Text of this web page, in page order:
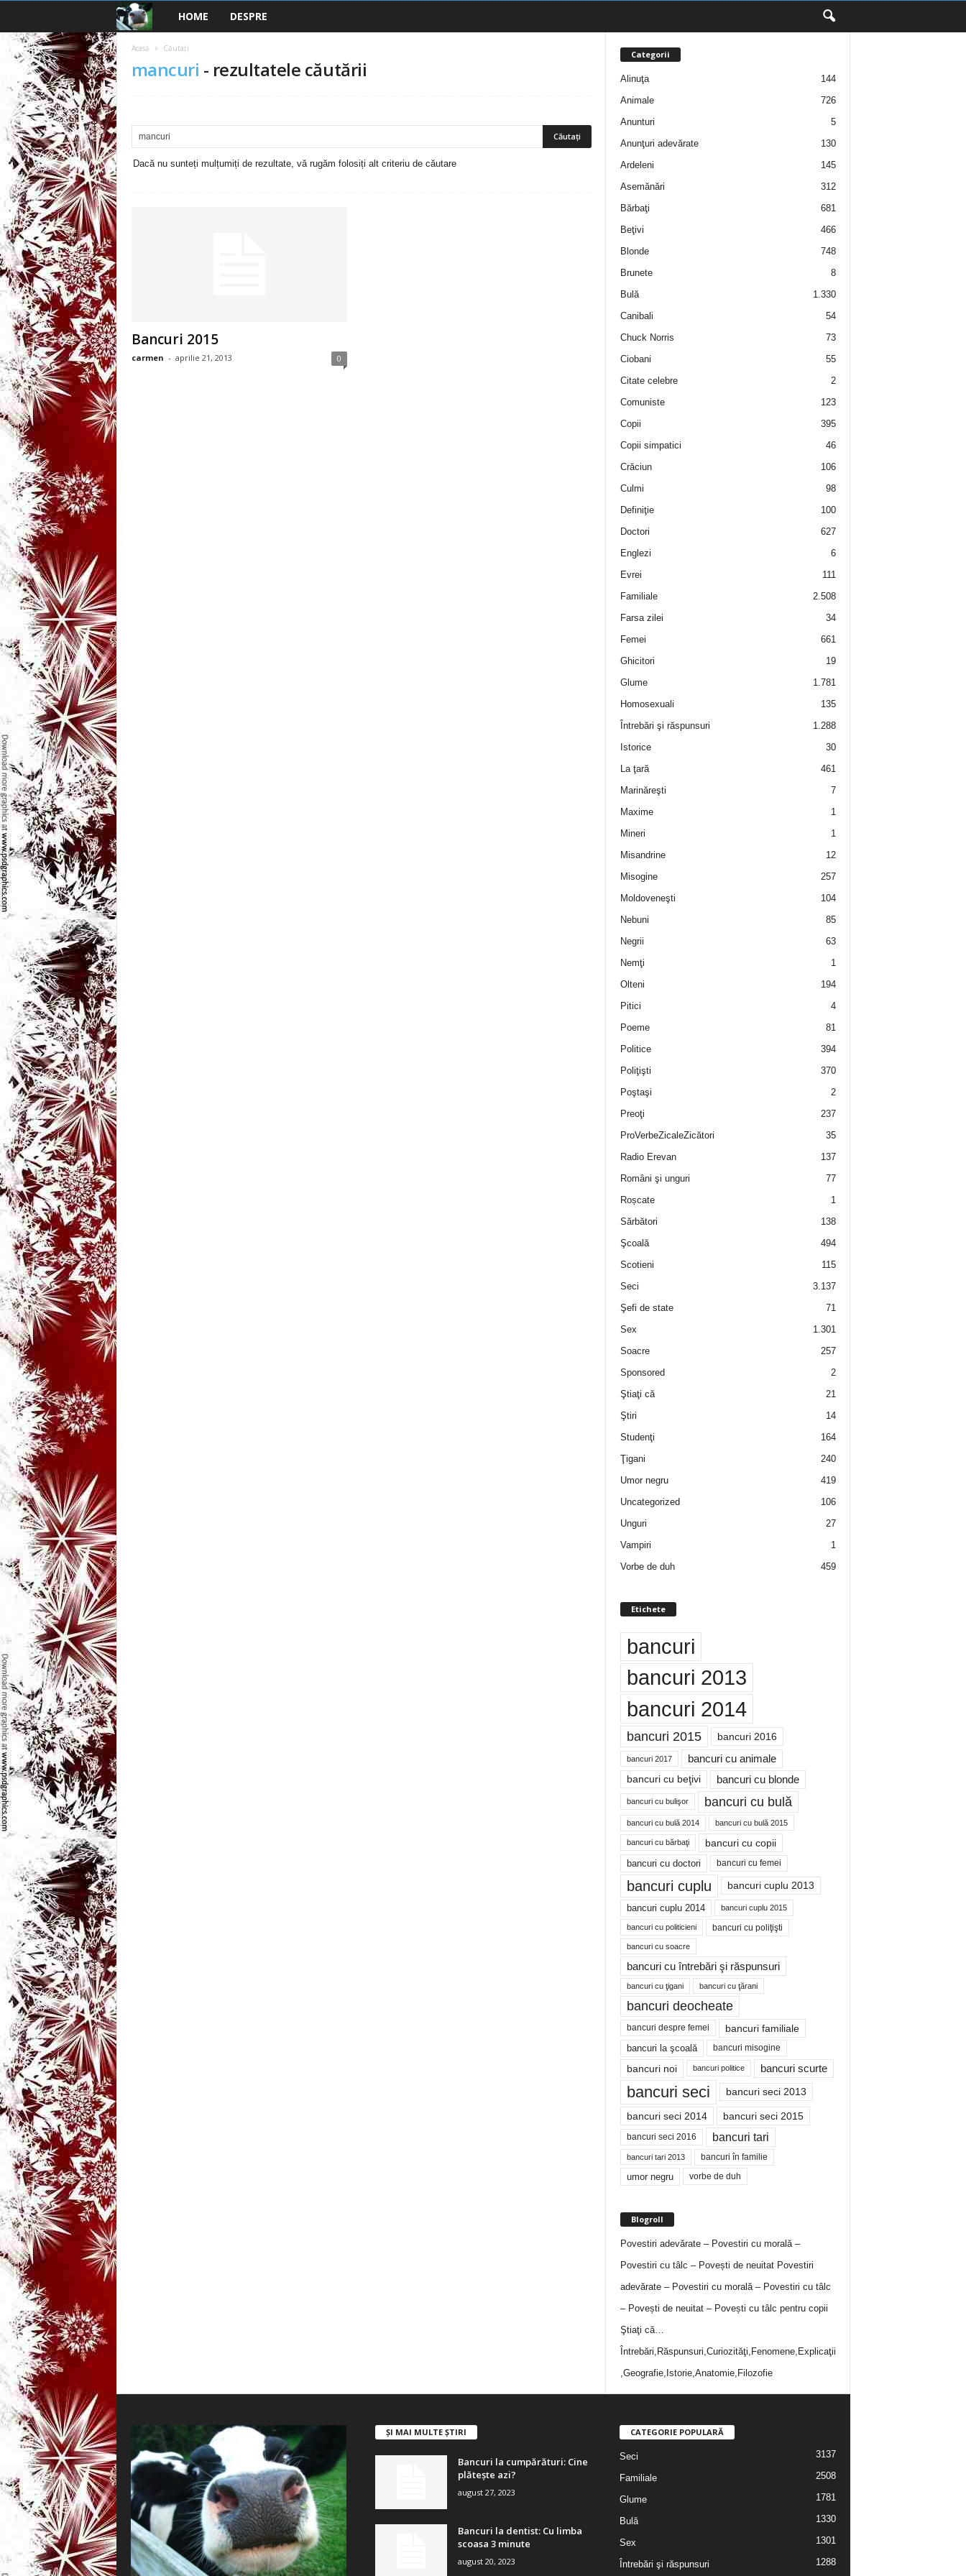
a
n
u
HOME DESPRE
Acasă Căutați
mancuri - rezultatele căutării
Dacă nu sunteți mulțumiți de rezultate, vă rugăm folosiți alt criteriu de căutare
Bancuri 2015
carmen - aprilie 21, 2013 0
Categorii
Alinuţa
144
Animale
726
Anunturi
5
Anunţuri adevărate
130
Ardeleni
145
Asemănări
312
Bărbaţi
681
Beţivi
466
Blonde
748
Brunete
8
Bulă
1.330
Canibali
54
Chuck Norris
73
Ciobani
55
Citate celebre
2
Comuniste
123
Copii
395
Copii simpatici
46
Crăciun
106
Culmi
98
Definiţie
100
Doctori
627
Englezi
6
Evrei
111
Familiale
2.508
Farsa zilei
34
Femei
661
Ghicitori
19
Glume
1.781
Homosexuali
135
Întrebări şi răspunsuri
1.288
Istorice
30
La ţară
461
Marinăreşti
7
Maxime
1
Mineri
1
Misandrine
12
Misogine
257
Moldoveneşti
104
Nebuni
85
Negrii
63
Nemţi
1
Olteni
194
Pitici
4
Poeme
81
Politice
394
Poliţişti
370
Poştaşi
2
Preoţi
237
ProVerbeZicaleZicători
35
Radio Erevan
137
Români şi unguri
77
Roșcate
1
Sărbători
138
Şcoală
494
Scotieni
115
Seci
3.137
Şefi de state
71
Sex
1.301
Soacre
257
Sponsored
2
Ştiaţi că
21
Ştiri
14
Studenţi
164
Ţigani
240
Umor negru
419
Uncategorized
106
Unguri
27
Vampiri
1
Vorbe de duh
459
Etichete
bancuri
bancuri 2013
bancuri 2014
bancuri 2015 bancuri 2016
bancuri 2017 bancuri cu animale
bancuri cu beţivi bancuri cu blonde
bancuri cu bulişor bancuri cu bulă
bancuri cu bulă 2014 bancuri cu bulă 2015
bancuri cu bărbaţi bancuri cu copii
bancuri cu doctori bancuri cu femei
bancuri cuplu bancuri cuplu 2013
bancuri cuplu 2014 bancuri cuplu 2015
bancuri cu politicieni bancuri cu poliţişti
bancuri cu soacre
bancuri cu întrebări şi răspunsuri
bancuri cu ţigani bancuri cu ţărani
bancuri deocheate
bancuri despre femei bancuri familiale
bancuri la şcoală bancuri misogine
bancuri noi bancuri politice bancuri scurte
bancuri seci bancuri seci 2013
bancuri seci 2014 bancuri seci 2015
bancuri seci 2016 bancuri tari
bancuri tari 2013 bancuri în familie
umor negru vorbe de duh
Blogroll
Povestiri adevărate – Povestiri cu morală –
Povestiri cu tâlc – Povești de neuitatPovestiri
adevărate – Povestiri cu morală – Povestiri cu tâlc
– Povești de neuitat – Povești cu tâlc pentru copii
Ştiaţi că…
Întrebări,Răspunsuri,Curiozităţi,Fenomene,Explicaţii
,Geografie,Istorie,Anatomie,Filozofie
ȘI MAI MULTE ȘTIRI
Bancuri la cumpărături: Cine
plătește azi?
august 27, 2023
Bancuri la dentist: Cu limba
scoasa 3 minute
august 20, 2023
CATEGORIE POPULARĂ
Seci 3137
Familiale 2508
Glume 1781
Bulă 1330
Sex 1301
Întrebări şi răspunsuri 1288